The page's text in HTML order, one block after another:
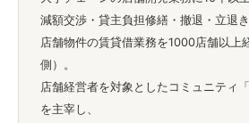
減額交渉・貸主負担修繕・撤退・立退き
店舗物件の賃貸借業務を1000店舗以上
側）。
店舗経営者を対象としたコミュニティ
を主宰し、